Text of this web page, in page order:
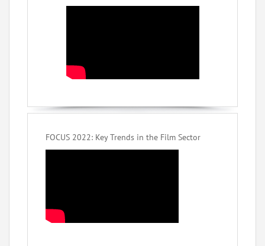
FOCUS 2022: Key Trends in the Film Sector